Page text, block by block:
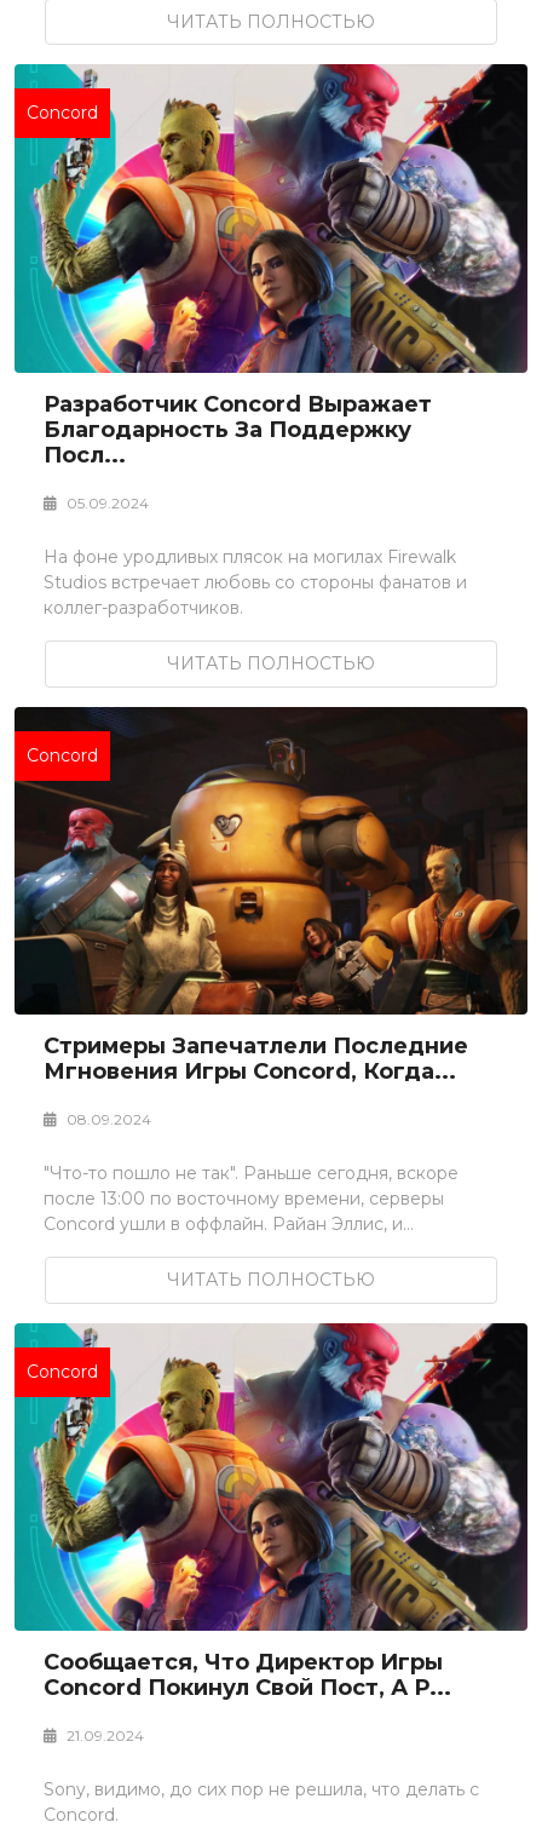
ЧИТАТЬ ПОЛНОСТЬЮ
Concord
Разработчик Concord Выражает
Благодарность За Поддержку
Посл...
05.09.2024
На фоне уродливых плясок на могилах Firewalk
Studios встречает любовь со стороны фанатов и
коллег-разработчиков.
ЧИТАТЬ ПОЛНОСТЬЮ
Concord
Стримеры Запечатлели Последние
Мгновения Игры Concord, Когда...
08.09.2024
"Что-то пошло не так". Раньше сегодня, вскоре
после 13:00 по восточному времени, серверы
Concord ушли в оффлайн. Райан Эллис, и...
ЧИТАТЬ ПОЛНОСТЬЮ
Concord
Сообщается, Что Директор Игры
Concord Покинул Свой Пост, А Р...
21.09.2024
Sony, видимо, до сих пор не решила, что делать с
Concord.